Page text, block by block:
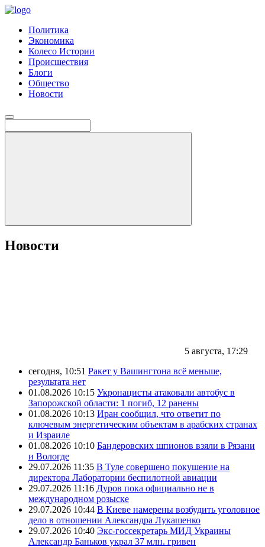
Политика
Экономика
Колесо Истории
Происшествия
Блоги
Общество
Новости
Новости
5 августа, 17:29
сегодня, 10:51 Ракет у Вашингтона всё меньше,
результата нет
01.08.2026 10:15 Укронацисты атаковали автобус в
Запорожской области: 1 погиб, 12 ранены
01.08.2026 10:13 Иран сообщил, что ответит по
ключевым энергетическим объектам в арабских странах
и Израиле
01.08.2026 10:10 Бандеровских шпионов взяли в Рязани
и Вологде
29.07.2026 11:35 В Туле совершено покушение на
директора Лаборатории беспилотной авиации
29.07.2026 11:16 Дуров пока официально не в
международном розыске
29.07.2026 10:44 В Киеве намерены возбудить уголовное
дело в отношении Александра Лукашенко
29.07.2026 10:40 Экс-госсекретарь МИД Украины
Александр Баньков украл 37 млн. гривен